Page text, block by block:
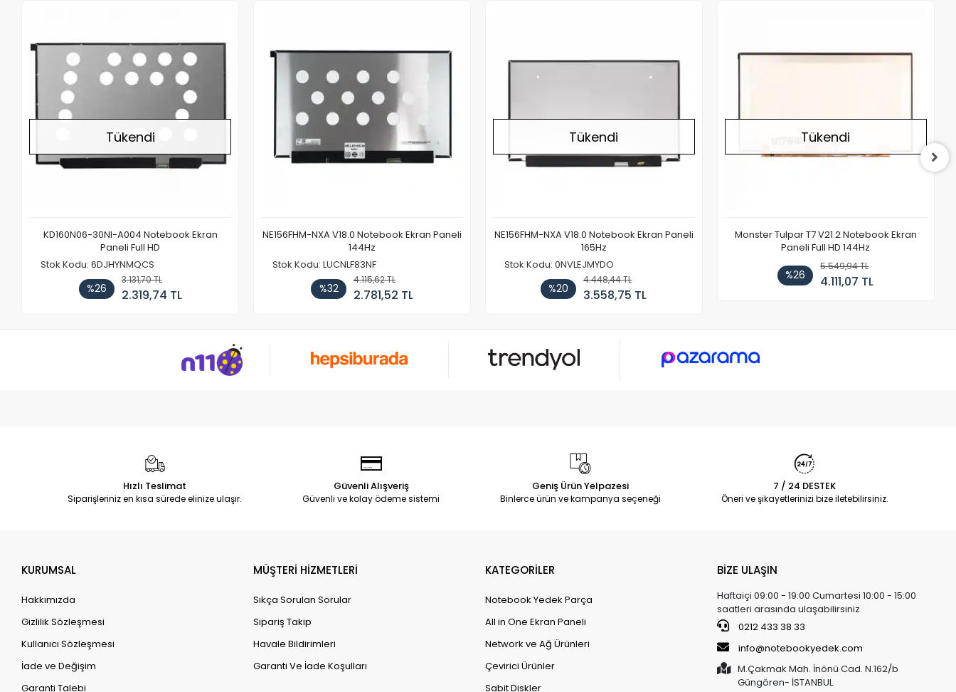
Tükendi
KD160N06-30NI-A004 Notebook Ekran
Paneli Full HD
Stok Kodu: 6DJHYNMQCS
%26
3.131,70 TL
2.319,74 TL
NE156FHM-NXA V18.0 Notebook Ekran Paneli
144Hz
Stok Kodu: LUCNLF83NF
%32
4.115,62 TL
2.781,52 TL
Tükendi
NE156FHM-NXA V18.0 Notebook Ekran Paneli
165Hz
Stok Kodu: 0NVLEJMYDO
%20
4.448,44 TL
3.558,75 TL
Tükendi
Monster Tulpar T7 V21.2 Notebook Ekran
Paneli Full HD 144Hz
%26
5.549,94 TL
4.111,07 TL
Hızlı Teslimat
Siparişleriniz en kısa sürede elinize ulaşır.
Güvenli Alışveriş
Güvenli ve kolay ödeme sistemi
Geniş Ürün Yelpazesi
Binlerce ürün ve kampanya seçeneği
7 / 24 DESTEK
Öneri ve şikayetlerinizi bize iletebilirsiniz.
KURUMSAL
Hakkımızda
Gizlilik Sözleşmesi
Kullanıcı Sözleşmesi
İade ve Değişim
Garanti Talebi
MÜŞTERİ HİZMETLERİ
Sıkça Sorulan Sorular
Sipariş Takip
Havale Bildirimleri
Garanti Ve İade Koşulları
KATEGORİLER
Notebook Yedek Parça
All in One Ekran Paneli
Network ve Ağ Ürünleri
Çevirici Ürünler
Sabit Diskler
BİZE ULAŞIN
Haftaiçi 09:00 - 19:00 Cumartesi 10:00 - 15:00
saatleri arasında ulaşabilirsiniz.
0212 433 38 33
info@notebookyedek.com
M.Çakmak Mah. İnönü Cad. N.162/b
Güngören- İSTANBUL